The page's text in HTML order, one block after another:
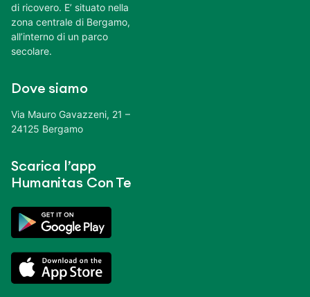
di ricovero. E’ situato nella
zona centrale di Bergamo,
all’interno di un parco
secolare.
Dove siamo
Via Mauro Gavazzeni, 21 –
24125 Bergamo
Scarica l’app
Humanitas Con Te